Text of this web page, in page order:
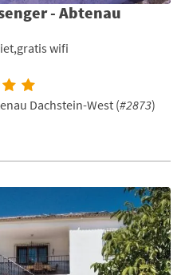
- Abtenau
wifi
Dachstein-West (#2873)